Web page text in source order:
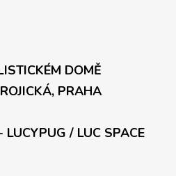
DOMĚ
PRAHA
LUCYPUG / LUC SPACE